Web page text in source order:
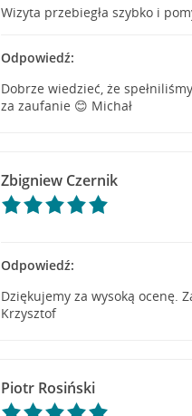
Wizyta przebiegła szybko i
Odpowiedź:
Dobrze wiedzieć, że
za zaufanie 😊 Michał
Zbigniew Czernik
Odpowiedź:
Dziękujemy za wysoką ocenę.
Krzysztof
Piotr Rosiński